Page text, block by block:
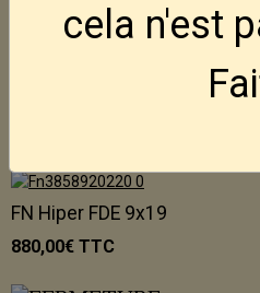
850,00€TTC Indisponible
FN Hiper FDE 9x19
880,00€ TTC
cela n'est